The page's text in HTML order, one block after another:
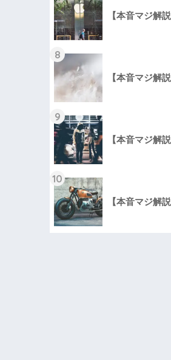
【本音マジ解
8
【本音マジ解
9
【本音マジ解
10
【本音マジ解